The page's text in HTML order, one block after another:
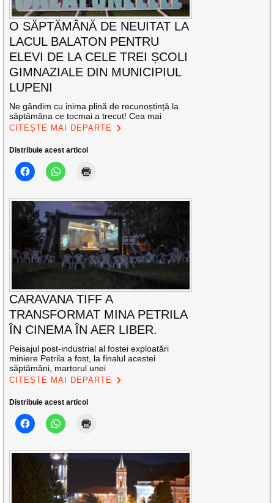
O SĂPTĂMÂNĂ DE NEUITAT LA
LACUL BALATON PENTRU
ELEVI DE LA CELE TREI ȘCOLI
GIMNAZIALE DIN MUNICIPIUL
LUPENI
Ne gândim cu inima plină de recunoștință la
săptămâna ce tocmai a trecut! Cea mai
CITEȘTE MAI DEPARTE
Distribuie acest articol
CARAVANA TIFF A
TRANSFORMAT MINA PETRILA
ÎN CINEMA ÎN AER LIBER.
Peisajul post-industrial al fostei exploatări
miniere Petrila a fost, la finalul acestei
săptămâni, martorul unei
CITEȘTE MAI DEPARTE
Distribuie acest articol